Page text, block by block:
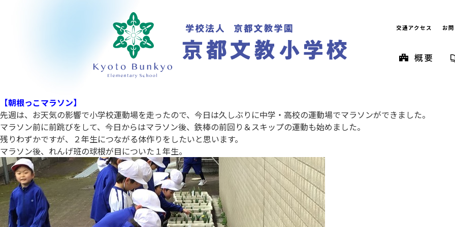
交通アクセス お
【朝根っこマラソン】
先週は、お天気の影響で小学校運動場を走ったので、今日は久しぶりに中学・高校の運動場でマラソンができました。
マラソン前に前跳びをして、今日からはマラソン後、鉄棒の前回り＆スキップの運動も始めました。
残りわずかですが、２年生につながる体作りをしたいと思います。
マラソン後、れんげ班の球根が目についた１年生。